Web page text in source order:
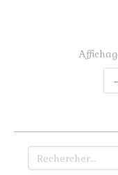
Rechercher